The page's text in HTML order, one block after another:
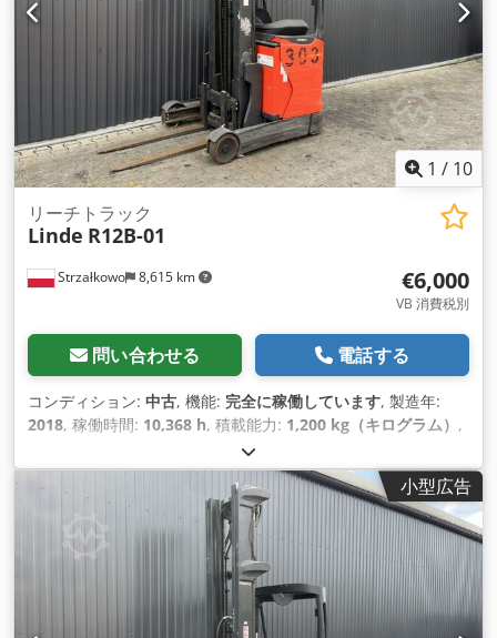
1 / 10
Strzałkowo 8,615 km
リーチトラック
Linde R12B-01
€6,000
VB 消費税別
問い合わせる 電話する
コンディション: 中古, 機能: 完全に稼働しています, 製造年:
2018, 稼働時間: 10,368 h, 積載能力: 1,200 kg（キログラム） ,
, フリーリフト:2,161 mm
マスト型式:トリプレックス, 建設高:3,144 mm, 駆動方式:
Elektro
, 小型広告